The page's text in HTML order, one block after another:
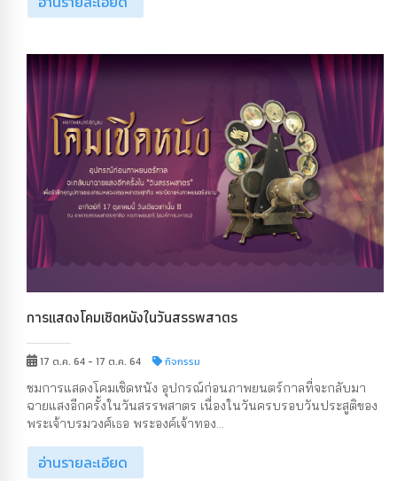
การแสดงโคมเชิดหนังในวันสรรพสาตร
17 ต.ค. 64 - 17 ต.ค. 64 กิจกรรม
ชมการแสดงโคมเชิดหนัง อุปกรณ์ก่อนภาพยนตร์กาลที่จะกลับมา
ฉายแสงอีกครั้งในวันสรรพสาตร เนื่องในวันครบรอบวันประสูติของ
พระเจ้าบรมวงศ์เธอ พระองค์เจ้าทอง...
อ่านรายละเอียด